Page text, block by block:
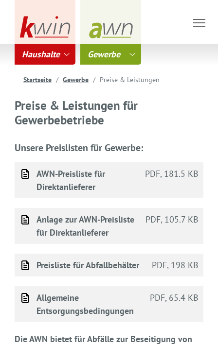
Haushalte Gewerbe
Startseite Gewerbe Preise & Leistungen
Preise & Leistungen für
Gewerbebetriebe
Unsere Preislisten für Gewerbe:
PDF, 181.5 KB
AWN-Preisliste für
Direktanlieferer
PDF, 105.7 KB
Anlage zur AWN-Preisliste
für Direktanlieferer
PDF, 198 KB
Preisliste für Abfallbehälter
PDF, 65.4 KB
Allgemeine
Entsorgungsbedingungen
Die AWN bietet für Abfälle zur Beseitigung von